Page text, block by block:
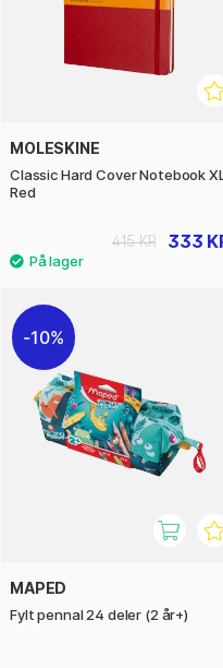
MOLESKINE
Classic Hard Cover Notebook
Red
333
415 KR
10%
MAPED
Fylt pennal 24 deler (2 år+)